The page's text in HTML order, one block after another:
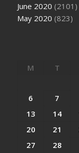
June 2020 (2101)
May 2020 (823)
M T
6
7
13
14
20
21
27
28